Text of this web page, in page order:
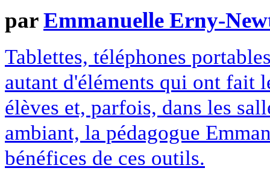
parEmmanuelle Erny-
Tablettes, téléphones
autant d'éléments qui ont fait
élèves et, parfois, dans les
ambiant, la pédagogue
bénéfices de ces outils.